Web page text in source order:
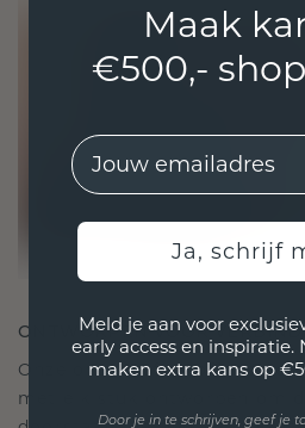
ONTWORPEN VOOR
Onze ontwerpfilosofie is
met elk stuk ontworpen om
Maak
€500,-
EMail
Ja, schrijf
Meld je aan voor
early access en
maken extra kans op
Door je in te schrijven, geef je